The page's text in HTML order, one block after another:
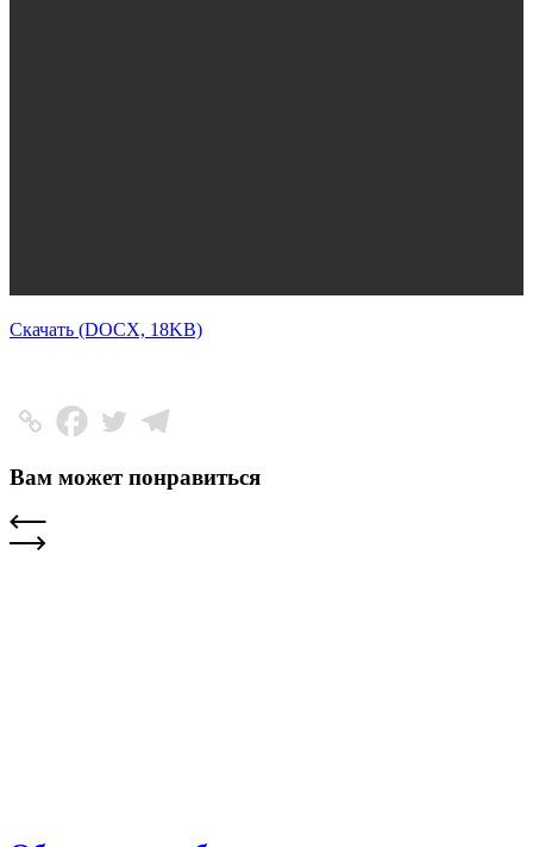
Скачать (DOCX, 18KB)
Вам может понравиться